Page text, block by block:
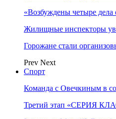
«Возбуждены четыре дела
Жилищные инспекторы
Горожане стали
Prev Next
Спорт
Команда с Овечкиным в
Третий этап «СЕРИЯ